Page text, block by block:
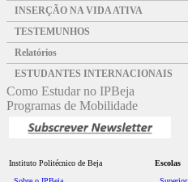
INSERÇÃO NA VIDA ATIVA
TESTEMUNHOS
Relatórios
ESTUDANTES INTERNACIONAIS
Como Estudar no IPBeja
Programas de Mobilidade
Instituto Politécnico de Beja
Escolas